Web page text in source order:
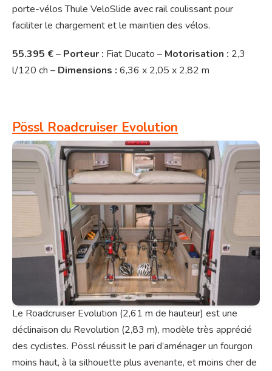
porte-vélos Thule VeloSlide avec rail coulissant pour
faciliter le chargement et le maintien des vélos.
55.395 €– Porteur : Fiat Ducato – Motorisation : 2,3
l/120 ch – Dimensions : 6,36 x 2,05 x 2,82 m
Pössl Roadcruiser Evolution
Le Roadcruiser Evolution (2,61 m de hauteur) est une
déclinaison du Revolution (2,83 m), modèle très apprécié
des cyclistes. Pössl réussit le pari d’aménager un fourgon
moins haut, à la silhouette plus avenante, et moins cher de